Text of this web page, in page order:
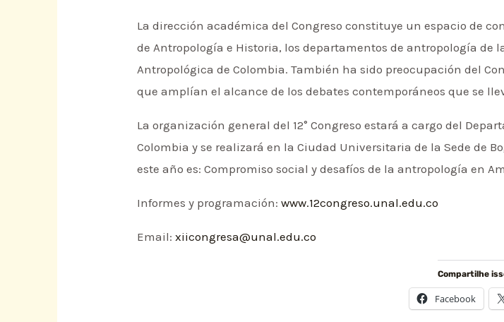
La dirección académica del Congreso constituye un espacio de
de Antropología e Historia, los departamentos de antropología de
Antropológica de Colombia. También ha sido preocupación del
que amplían el alcance de los debates contemporáneos que se
La organización general del 12° Congreso estará a cargo del
Colombia y se realizará en la Ciudad Universitaria de la Sede de
este año es: Compromiso social y desafíos de la antropología en
Informes y programación:www.12congreso.unal.edu.co
Email:xiicongresa@unal.edu.co
Compartilhe
Facebook